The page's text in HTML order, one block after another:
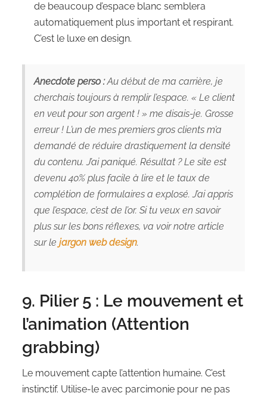
de beaucoup d’espace blanc semblera
automatiquement plus important et respirant.
C’est le luxe en design.
Anecdote perso :Au début de ma carrière, je
cherchais toujours à remplir l’espace. « Le client
en veut pour son argent ! » me disais-je. Grosse
erreur ! L’un de mes premiers gros clients m’a
demandé de réduire drastiquement la densité
du contenu. J’ai paniqué. Résultat ? Le site est
devenu 40% plus facile à lire et le taux de
complétion de formulaires a explosé. J’ai appris
que l’espace, c’est de l’or. Si tu veux en savoir
plus sur les bons réflexes, va voir notre article
sur lejargon web design.
9. Pilier 5 : Le mouvement et
l’animation (Attention
grabbing)
Le mouvement capte l’attention humaine. C’est
instinctif. Utilise-le avec parcimonie pour ne pas